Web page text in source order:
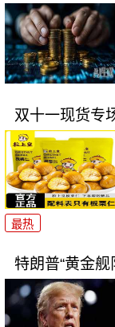
双十一现货专
最热
特朗普“黄金